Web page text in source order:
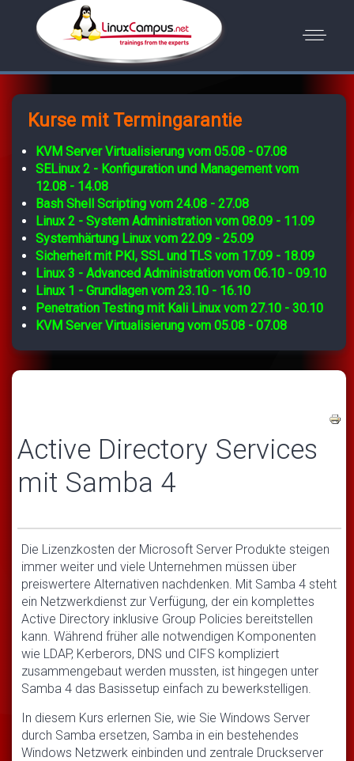
Kurse mit Termingarantie
KVM Server Virtualisierung vom 05.08 - 07.08
SELinux 2 - Konfiguration und Management vom
12.08 - 14.08
Bash Shell Scripting vom 24.08 - 27.08
Linux 2 - System Administration vom 08.09 - 11.09
Systemhärtung Linux vom 22.09 - 25.09
Sicherheit mit PKI, SSL und TLS vom 17.09 - 18.09
Linux 3 - Advanced Administration vom 06.10 - 09.10
Linux 1 - Grundlagen vom 23.10 - 16.10
Penetration Testing mit Kali Linux vom 27.10 - 30.10
KVM Server Virtualisierung vom 05.08 - 07.08
Active Directory Services
mit Samba 4
Die Lizenzkosten der Microsoft Server Produkte steigen
immer weiter und viele Unternehmen müssen über
preiswertere Alternativen nachdenken. Mit Samba 4 steht
ein Netzwerkdienst zur Verfügung, der ein komplettes
Active Directory inklusive Group Policies bereitstellen
kann. Während früher alle notwendigen Komponenten
wie LDAP, Kerberors, DNS und CIFS kompliziert
zusammengebaut werden mussten, ist hingegen unter
Samba 4 das Basissetup einfach zu bewerkstelligen.
In diesem Kurs erlernen Sie, wie Sie Windows Server
durch Samba ersetzen, Samba in ein bestehendes
Windows Netzwerk einbinden und zentrale Druckserver